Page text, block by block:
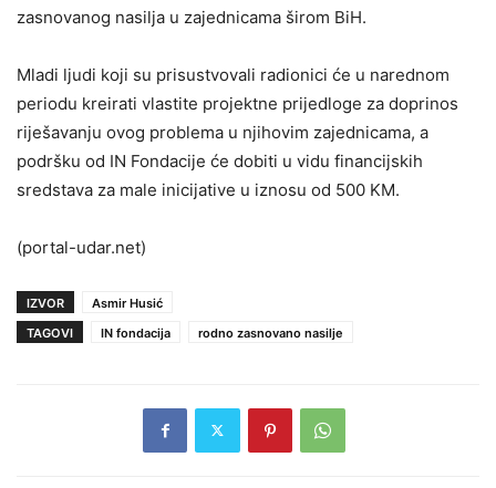
zasnovanog nasilja u zajednicama širom BiH.
Mladi ljudi koji su prisustvovali radionici će u narednom
periodu kreirati vlastite projektne prijedloge za doprinos
riješavanju ovog problema u njihovim zajednicama, a
podršku od IN Fondacije će dobiti u vidu financijskih
sredstava za male inicijative u iznosu od 500 KM.
(portal-udar.net)
IZVOR
Asmir Husić
TAGOVI
IN fondacija rodno zasnovano nasilje